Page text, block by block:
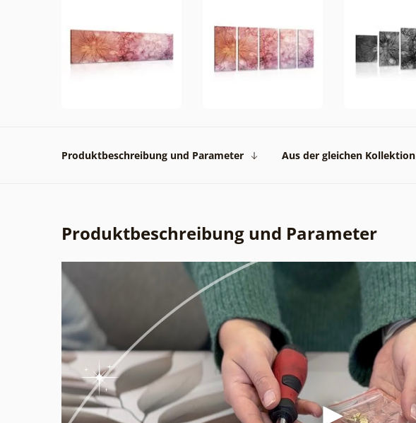
Produktbeschreibung und Parameter Aus der gleichen Kollektion
Produktbeschreibung und Parameter